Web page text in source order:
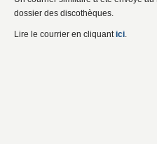
dossier des discothèques.
Lire le courrier en cliquantici.